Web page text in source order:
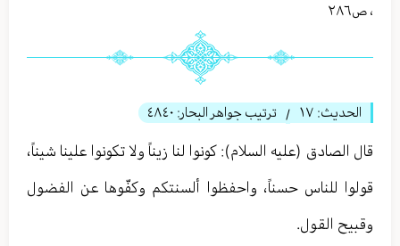
، ص٢٨٦
الحديث: ١٧ / ترتيب جواهر البحار: ٤٨٤٠
قال الصادق (عليه السلام): كونوا لنا زيناً ولا تكونوا علينا شيناً،
قولوا للناس حسناً، واحفظوا ألسنتكم وكفّوها عن الفضول
وقبيح القول.